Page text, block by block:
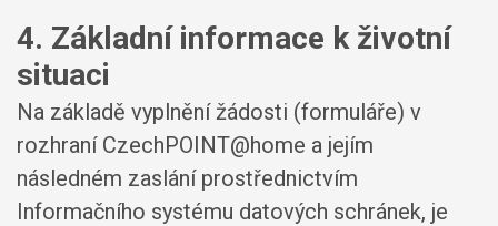
4. Základní informace k životní
situaci
Na základě vyplnění žádosti (formuláře) v
rozhraní CzechPOINT@home a jejím
následném zaslání prostřednictvím
Informačního systému datových schránek, je